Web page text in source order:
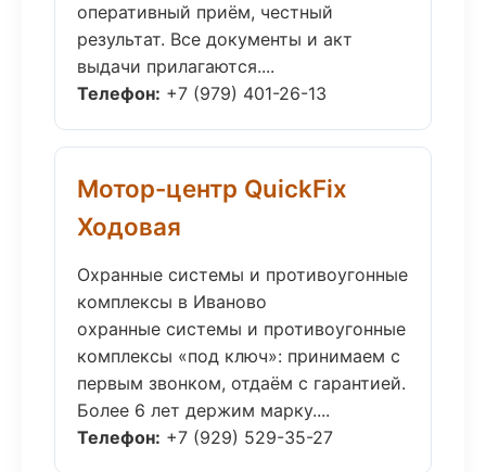
оперативный приём, честный
результат. Все документы и акт
выдачи прилагаются....
Телефон: +7 (979) 401-26-13
Мотор-центр QuickFix
Ходовая
Охранные системы и противоугонные
комплексы в Иваново
охранные системы и противоугонные
комплексы «под ключ»: принимаем с
первым звонком, отдаём с гарантией.
Более 6 лет держим марку....
Телефон: +7 (929) 529-35-27